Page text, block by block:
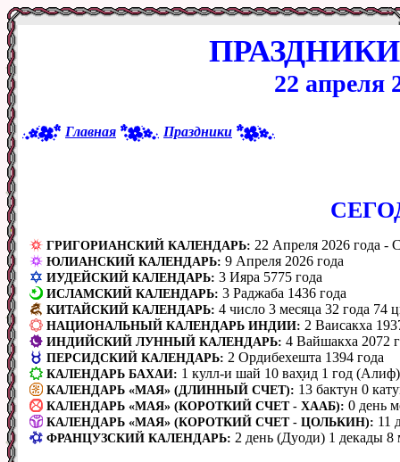
22 апреля
Главная Праздники
ГРИГОРИАНСКИЙ КАЛЕНДАРЬ: 22 Апреля 2026 года -
ЮЛИАНСКИЙ КАЛЕНДАРЬ: 9 Апреля 2026 года
ИУДЕЙСКИЙ КАЛЕНДАРЬ: 3 Ияра 5775 года
ИСЛАМСКИЙ КАЛЕНДАРЬ: 3 Раджаба 1436 года
КИТАЙСКИЙ КАЛЕНДАРЬ: 4 число 3 месяца 32 года 74
НАЦИОНАЛЬНЫЙ КАЛЕНДАРЬ ИНДИИ: 2 Ваисакха
ИНДИЙСКИЙ ЛУННЫЙ КАЛЕНДАРЬ: 4 Вайшакха 2072
ПЕРСИДСКИЙ КАЛЕНДАРЬ: 2 Ордибехешта 1394 года
КАЛЕНДАРЬ БАХАИ: 1 кулл-и шай 10 вах̣ид 1 год
КАЛЕНДАРЬ «МАЯ» (ДЛИННЫЙ СЧЕТ): 13 бактун 0
КАЛЕНДАРЬ «МАЯ» (КОРОТКИЙ СЧЕТ - ХААБ): 0 день
КАЛЕНДАРЬ «МАЯ» (КОРОТКИЙ СЧЕТ - ЦОЛЬКИН): 11
ФРАНЦУЗСКИЙ КАЛЕНДАРЬ: 2 день (Дуоди) 1 декады 8